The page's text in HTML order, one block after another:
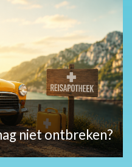
niet ontbreken?